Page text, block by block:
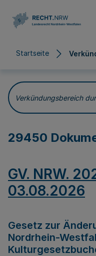
Startseite
Verkündungsbereich
29450
GV. NRW.
03.08.2026
Gesetz zur
Nordrhein-